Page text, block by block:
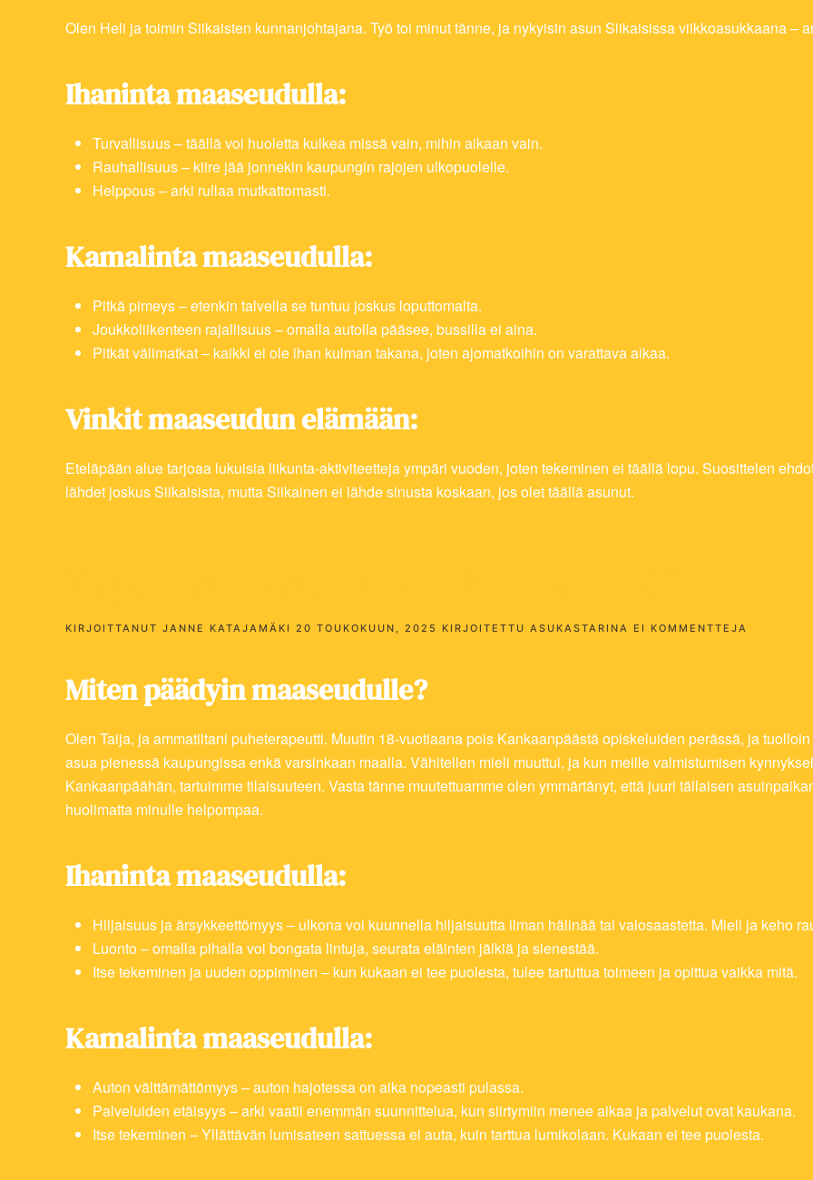
Olen Heli ja toimin Siikaisten kunnanjohtajana. Työ toi minut tänne, ja nykyisin asun Siikaisissa viikkoasukkaana –
Ihaninta maaseudulla:
Turvallisuus – täällä voi huoletta kulkea missä vain, mihin aikaan vain.
Rauhallisuus – kiire jää jonnekin kaupungin rajojen ulkopuolelle.
Helppous – arki rullaa mutkattomasti.
Kamalinta maaseudulla:
Pitkä pimeys – etenkin talvella se tuntuu joskus loputtomalta.
Joukkoliikenteen rajallisuus – omalla autolla pääsee, bussilla ei aina.
Pitkät välimatkat – kaikki ei ole ihan kulman takana, joten ajomatkoihin on varattava aikaa.
Vinkit maaseudun elämään:
Eteläpään alue tarjoaa lukuisia liikunta-aktiviteetteja ympäri vuoden, joten tekeminen ei täällä lopu. Suosittelen
lähdet joskus Siikaisista, mutta Siikainen ei lähde sinusta koskaan, jos olet täällä asunut.
KIRJOITTANUT JANNE KATAJAMÄKI 20 TOUKOKUUN, 2025 KIRJOITETTU ASUKASTARINA EI KOMMENTTEJA
Miten päädyin maaseudulle?
Olen Taija, ja ammatiltani puheterapeutti. Muutin 18-vuotiaana pois Kankaanpäästä opiskeluiden perässä, ja
asua pienessä kaupungissa enkä varsinkaan maalla. Vähitellen mieli muuttui, ja kun meille valmistumisen
Kankaanpäähän, tartuimme tilaisuuteen. Vasta tänne muutettuamme olen ymmärtänyt, että juuri tällaisen
huolimatta minulle helpompaa.
Ihaninta maaseudulla:
Hiljaisuus ja ärsykkeettömyys – ulkona voi kuunnella hiljaisuutta ilman hälinää tai valosaastetta. Mieli ja keho
Luonto – omalla pihalla voi bongata lintuja, seurata eläinten jälkiä ja sienestää.
Itse tekeminen ja uuden oppiminen – kun kukaan ei tee puolesta, tulee tartuttua toimeen ja opittua vaikka mitä.
Kamalinta maaseudulla:
Auton välttämättömyys – auton hajotessa on aika nopeasti pulassa.
Palveluiden etäisyys – arki vaatii enemmän suunnittelua, kun siirtymiin menee aikaa ja palvelut ovat kaukana.
Itse tekeminen – Yllättävän lumisateen sattuessa ei auta, kuin tarttua lumikolaan. Kukaan ei tee puolesta.